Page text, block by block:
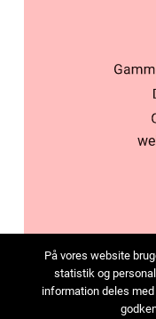
På vores website
statistik og
information deles